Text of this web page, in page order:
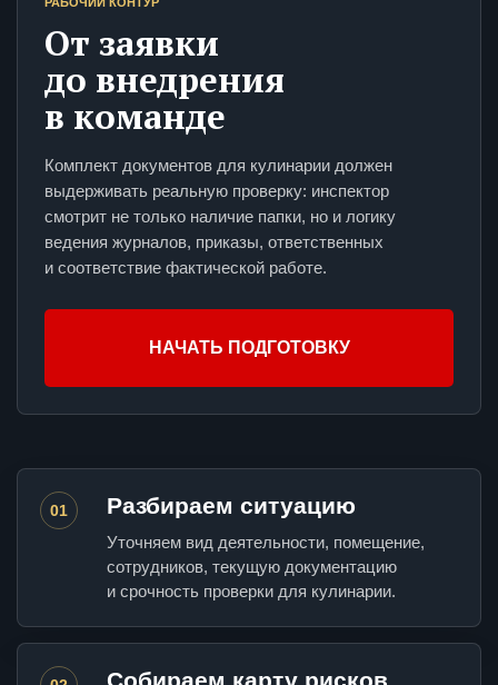
От заявки
до внедрения
в команде
Комплект документов для кулинарии должен
выдерживать реальную проверку: инспектор
смотрит не только наличие папки, но и логику
ведения журналов, приказы, ответственных
и соответствие фактической работе.
НАЧАТЬ ПОДГОТОВКУ
01 Разбираем ситуацию
Уточняем вид деятельности, помещение,
сотрудников, текущую документацию
и срочность проверки для кулинарии.